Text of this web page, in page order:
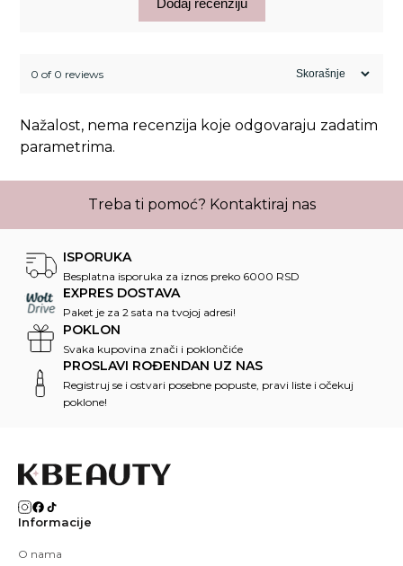
Dodaj recenziju
0 of 0 reviews
Nažalost, nema recenzija koje odgovaraju zadatim
parametrima.
Treba ti pomoć? Kontaktiraj nas
ISPORUKA
Besplatna isporuka za iznos preko 6000 RSD
EXPRES DOSTAVA
Paket je za 2 sata na tvojoj adresi!
POKLON
Svaka kupovina znači i poklončiće
PROSLAVI ROĐENDAN UZ NAS
Registruj se i ostvari posebne popuste, pravi liste i očekuj
poklone!
Informacije
O nama